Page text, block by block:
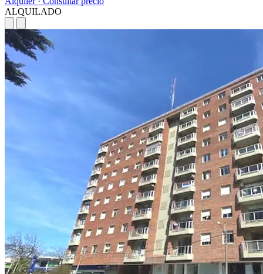
ALQUILADO